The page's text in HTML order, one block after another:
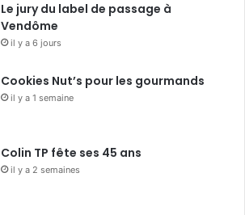
Le jury du label de passage à
Vendôme
il y a 6 jours
Cookies Nut’s pour les gourmands
il y a 1 semaine
Colin TP fête ses 45 ans
il y a 2 semaines